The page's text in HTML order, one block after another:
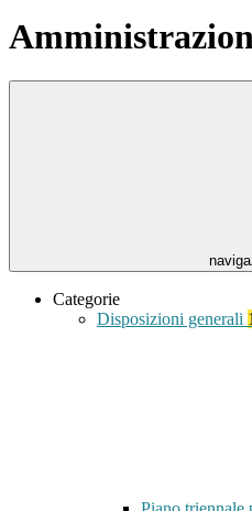
Categorie
Disposizioni generali